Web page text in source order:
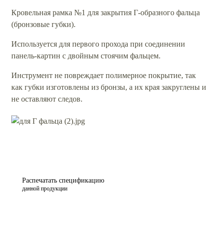
Кровельная рамка №1 для закрытия Г-образного фальца
(бронзовые губки).
Используется для первого прохода при соединении
панель-картин с двойным стоячим фальцем.
Инструмент не повреждает полимерное покрытие, так
как губки изготовлены из бронзы, а их края закруглены и
не оставляют следов.
Распечатать спецификацию
данной продукции